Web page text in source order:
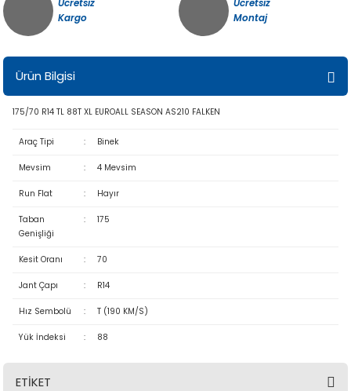
Ücretsiz
Kargo
Ücretsiz
Montaj
Ürün Bilgisi
175/70 R14 TL 88T XL EUROALL SEASON AS210 FALKEN
Araç Tipi : Binek
Mevsim : 4 Mevsim
Run Flat : Hayır
Taban
Genişliği
: 175
Kesit Oranı : 70
Jant Çapı : R14
Hız Sembolü : T (190 KM/S)
Yük İndeksi : 88
ETİKET